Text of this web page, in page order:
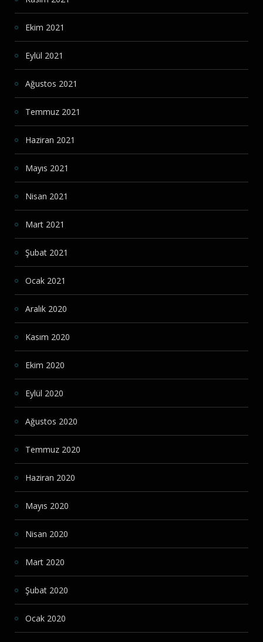
Ekim 2021
Eylül 2021
Ağustos 2021
Temmuz 2021
Haziran 2021
Mayıs 2021
Nisan 2021
Mart 2021
Şubat 2021
Ocak 2021
Aralık 2020
Kasım 2020
Ekim 2020
Eylül 2020
Ağustos 2020
Temmuz 2020
Haziran 2020
Mayıs 2020
Nisan 2020
Mart 2020
Şubat 2020
Ocak 2020